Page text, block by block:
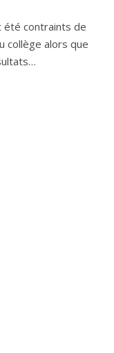
contraints de
collège alors que